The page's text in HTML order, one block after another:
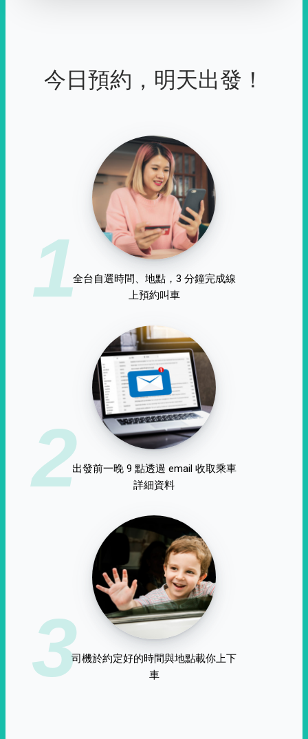
今日預約，明天出發！
1全台自選時間、地點，3 分鐘完成線
上預約叫車
2出發前一晚 9 點透過 email 收取乘車
詳細資料
3司機於約定好的時間與地點載你上下
車